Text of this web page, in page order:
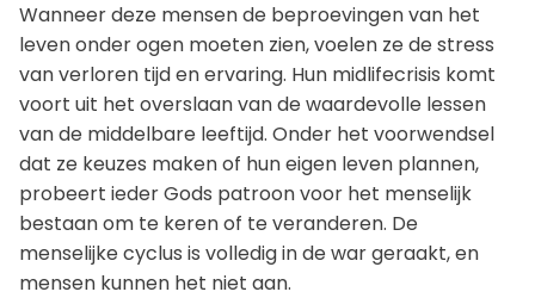
Wanneer deze mensen de beproevingen van het
leven onder ogen moeten zien, voelen ze de stress
van verloren tijd en ervaring. Hun midlifecrisis komt
voort uit het overslaan van de waardevolle lessen
van de middelbare leeftijd. Onder het voorwendsel
dat ze keuzes maken of hun eigen leven plannen,
probeert ieder Gods patroon voor het menselijk
bestaan om te keren of te veranderen. De
menselijke cyclus is volledig in de war geraakt, en
mensen kunnen het niet aan.